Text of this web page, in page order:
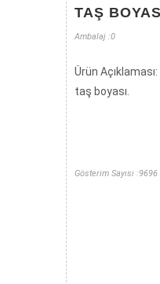
TAŞ
Ambalaj :0
Ürün
taş boyası.
Gösterim Sayısı :9696